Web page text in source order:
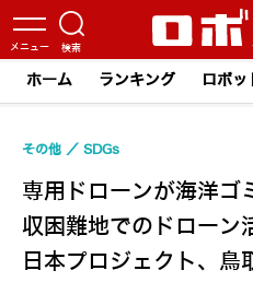
ホーム ランキング ロボ
専用ドローンが海洋ゴ
収困難地でのドロー
日本プロジェクト、鳥
その他 SDGs